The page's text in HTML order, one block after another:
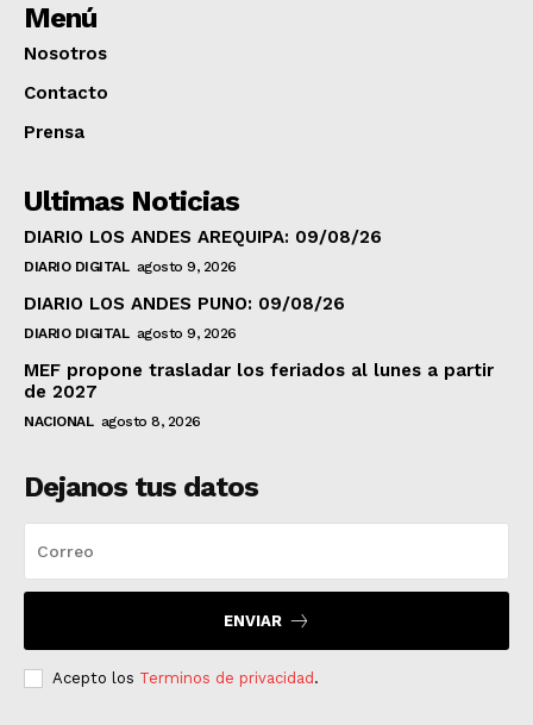
Menú
Nosotros
Contacto
Prensa
Ultimas Noticias
DIARIO LOS ANDES AREQUIPA: 09/08/26
DIARIO DIGITAL agosto 9, 2026
DIARIO LOS ANDES PUNO: 09/08/26
DIARIO DIGITAL agosto 9, 2026
MEF propone trasladar los feriados al lunes a partir
de 2027
NACIONAL agosto 8, 2026
Dejanos tus datos
ENVIAR
Acepto los Terminos de privacidad .